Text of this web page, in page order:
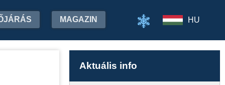
MAGAZIN HU
Aktuális info